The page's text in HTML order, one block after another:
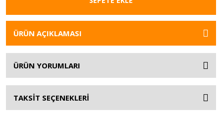
ÜRÜN AÇIKLAMASI
ÜRÜN YORUMLARI
TAKSİT SEÇENEKLERİ